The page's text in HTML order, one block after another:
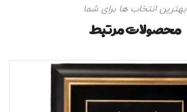
بهترین انتخاب ها برای شما
محصولات مرتبط